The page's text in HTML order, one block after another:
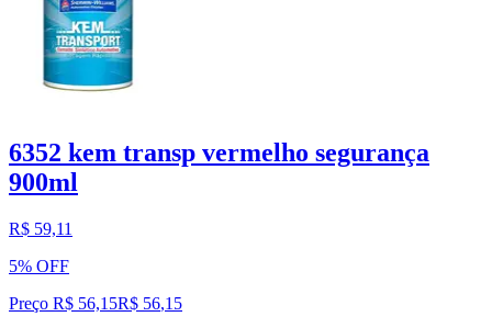
6352 kem transp vermelho segurança
900ml
R$ 59,11
5% OFF
Preço R$ 56,15R$ 56,15